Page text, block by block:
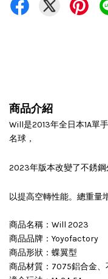
商品介紹
Will是2013年全日本1A單
名球，
2023年版本改變了不銹鋼
以提高空轉性能。總重量
商品名稱：Will 2023
商品品牌：Yoyofactory
商品形狀：蝶翼型
商品材質：7075鋁合金、